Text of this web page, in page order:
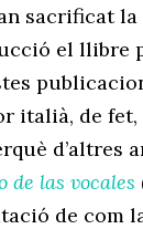
sacrificat
el llibre
italià, de
d’altres
de las vocales
de com